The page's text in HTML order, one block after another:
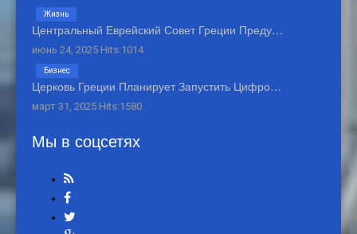
Центральный Еврейский Совет Греции Преду…
июнь 24, 2025 Hits:1014
Жизнь
Церковь Греции Планирует Запустить Цифро…
март 31, 2025 Hits:1580
Бизнес
Мы в соцсетях